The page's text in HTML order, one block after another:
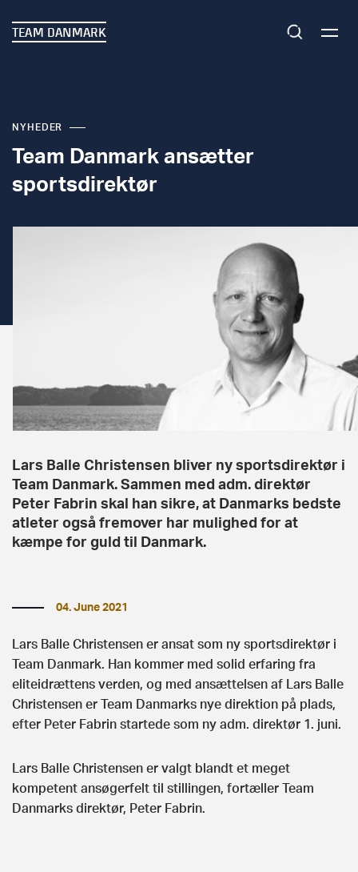
TEAM DANMARK
NYHEDER
Team Danmark ansætter
sportsdirektør
Lars Balle Christensen bliver ny sportsdirektør i
Team Danmark. Sammen med adm. direktør
Peter Fabrin skal han sikre, at Danmarks bedste
atleter også fremover har mulighed for at
kæmpe for guld til Danmark.
04. June 2021
Lars Balle Christensen er ansat som ny sportsdirektør i
Team Danmark. Han kommer med solid erfaring fra
eliteidrættens verden, og med ansættelsen af Lars Balle
Christensen er Team Danmarks nye direktion på plads,
efter Peter Fabrin startede som ny adm. direktør 1. juni.
Lars Balle Christensen er valgt blandt et meget
kompetent ansøgerfelt til stillingen, fortæller Team
Danmarks direktør, Peter Fabrin.